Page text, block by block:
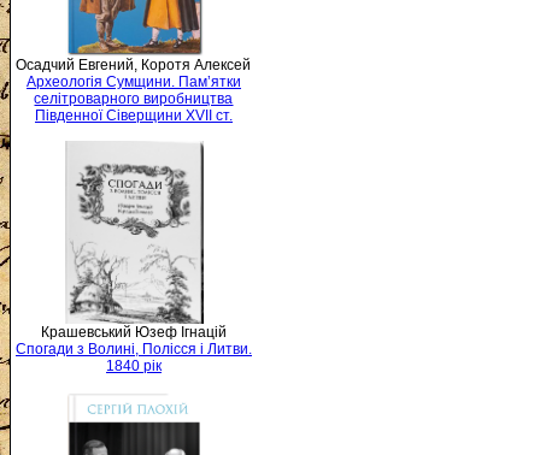
Осадчий Евгений, Коротя Алексей
Археологія Сумщини. Пам’ятки
селітроварного виробництва
Південної Сіверщини XVII ст.
Крашевський Юзеф Ігнацій
Спогади з Волині, Полісся і Литви.
1840 рік